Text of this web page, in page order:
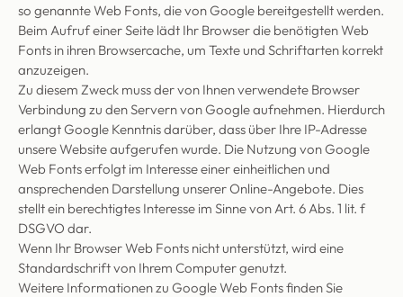
so genannte Web Fonts, die von Google bereitgestellt werden.
Beim Aufruf einer Seite lädt Ihr Browser die benötigten Web
Fonts in ihren Browsercache, um Texte und Schriftarten korrekt
anzuzeigen.
Zu diesem Zweck muss der von Ihnen verwendete Browser
Verbindung zu den Servern von Google aufnehmen. Hierdurch
erlangt Google Kenntnis darüber, dass über Ihre IP-Adresse
unsere Website aufgerufen wurde. Die Nutzung von Google
Web Fonts erfolgt im Interesse einer einheitlichen und
ansprechenden Darstellung unserer Online-Angebote. Dies
stellt ein berechtigtes Interesse im Sinne von Art. 6 Abs. 1 lit. f
DSGVO dar.
Wenn Ihr Browser Web Fonts nicht unterstützt, wird eine
Standardschrift von Ihrem Computer genutzt.
Weitere Informationen zu Google Web Fonts finden Sie